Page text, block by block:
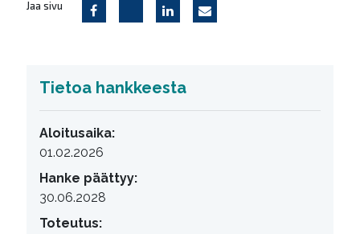
Jaa sivu
Tietoa hankkeesta
Aloitusaika:
01.02.2026
Hanke päättyy:
30.06.2028
Toteutus: